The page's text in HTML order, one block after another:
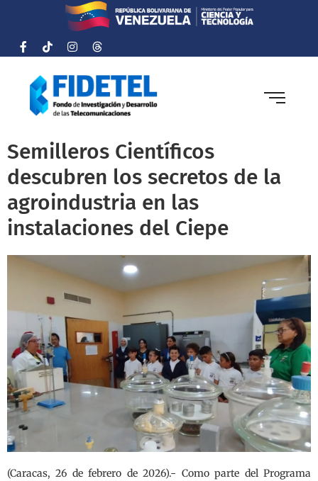
Semilleros Científicos
descubren los secretos de la
agroindustria en las
instalaciones del Ciepe
(Caracas, 26 de febrero de 2026).- Como parte del Programa